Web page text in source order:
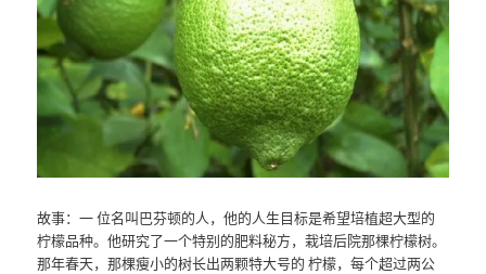
故事：一 位名叫巴芬顿的人，他的人生目标是希望培植超大型的
柠檬品种。他研究了一个特别的肥料秘方，栽培后院那棵柠檬树。
那年春天，那棵瘦小的树长出两颗特大号的 柠檬，每个超过两公